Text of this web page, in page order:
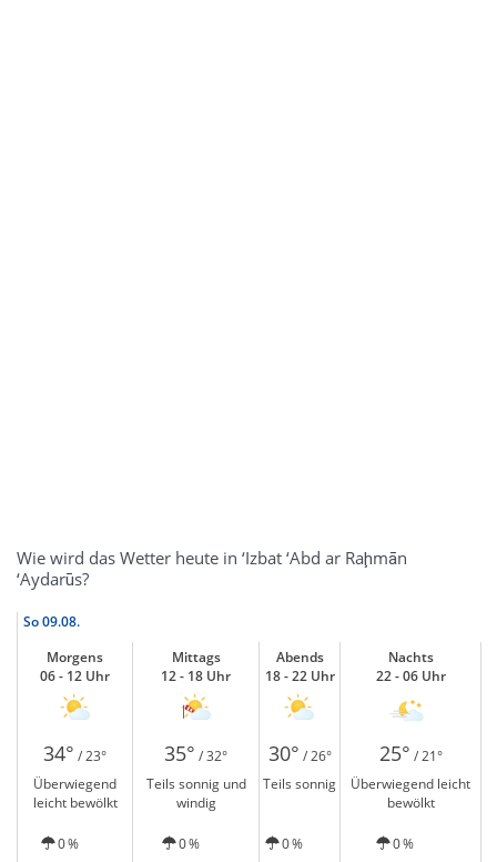
Wie wird das Wetter heute in ‘Izbat ‘Abd ar Raḩmān
‘Aydarūs?
So09.08.
Morgens
06 - 12 Uhr
Mittags
12 - 18 Uhr
Abends
18 - 22 Uhr
Nachts
22 - 06 Uhr
34° / 23° 35° / 32° 30° / 26° 25° / 21°
Überwiegend
leicht bewölkt
Teils sonnig und
windig
Teils sonnig
Überwiegend leicht
bewölkt
0 % 0 % 0 % 0 %